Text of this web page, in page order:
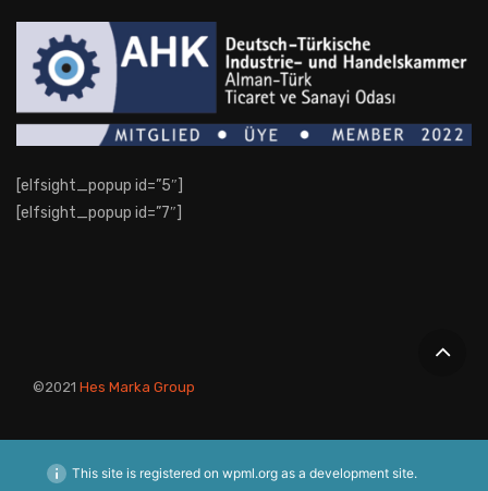
[elfsight_popup id=”5″]
[elfsight_popup id=”7″]
©2021 Hes Marka Group
This site is registered on wpml.orgas a development site.